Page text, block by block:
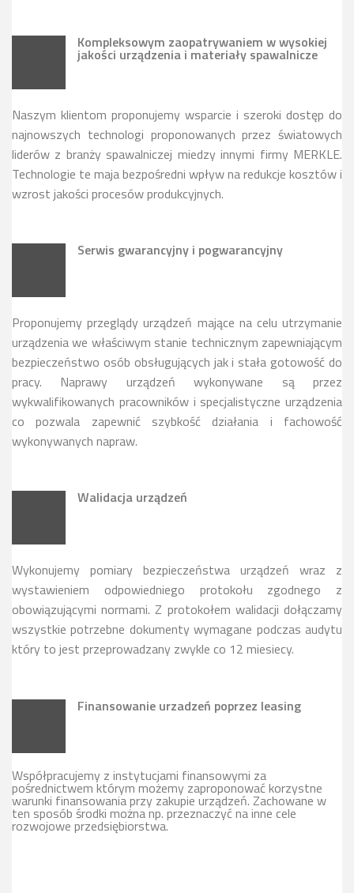
Kompleksowym zaopatrywaniem w wysokiej
jakości urządzenia i materiały spawalnicze
Naszym klientom proponujemy wsparcie i szeroki dostęp do
najnowszych technologi proponowanych przez światowych
liderów z branży spawalniczej miedzy innymi firmy MERKLE.
Technologie te maja bezpośredni wpływ na redukcje kosztów i
wzrost jakości procesów produkcyjnych.
Serwis gwarancyjny i pogwarancyjny
Proponujemy przeglądy urządzeń mające na celu utrzymanie
urządzenia we właściwym stanie technicznym zapewniającym
bezpieczeństwo osób obsługujących jak i stała gotowość do
pracy. Naprawy urządzeń wykonywane są przez
wykwalifikowanych pracowników i specjalistyczne urządzenia
co pozwala zapewnić szybkość działania i fachowość
wykonywanych napraw.
Walidacja urządzeń
Wykonujemy pomiary bezpieczeństwa urządzeń wraz z
wystawieniem odpowiedniego protokołu zgodnego z
obowiązującymi normami. Z protokołem walidacji dołączamy
wszystkie potrzebne dokumenty wymagane podczas audytu
który to jest przeprowadzany zwykle co 12 miesiecy.
Finansowanie urzadzeń poprzez leasing
Współpracujemy z instytucjami finansowymi za
pośrednictwem którym możemy zaproponować korzystne
warunki finansowania przy zakupie urządzeń. Zachowane w
ten sposób środki można np. przeznaczyć na inne cele
rozwojowe przedsiębiorstwa.